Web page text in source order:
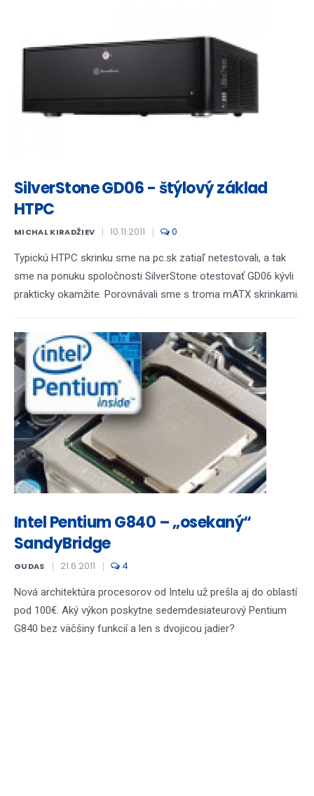
SilverStone GD06 - štýlový základ
HTPC
MICHAL KIRADŽIEV 10.11.2011 0
Typickú HTPC skrinku sme na pc.sk zatiaľ netestovali, a tak
sme na ponuku spoločnosti SilverStone otestovať GD06 kývli
prakticky okamžite. Porovnávali sme s troma mATX skrinkami.
Intel Pentium G840 – „osekaný“
SandyBridge
GUDAS 21.6.2011 4
Nová architektúra procesorov od Intelu už prešla aj do oblastí
pod 100€. Aký výkon poskytne sedemdesiateurový Pentium
G840 bez väčšiny funkcií a len s dvojicou jadier?